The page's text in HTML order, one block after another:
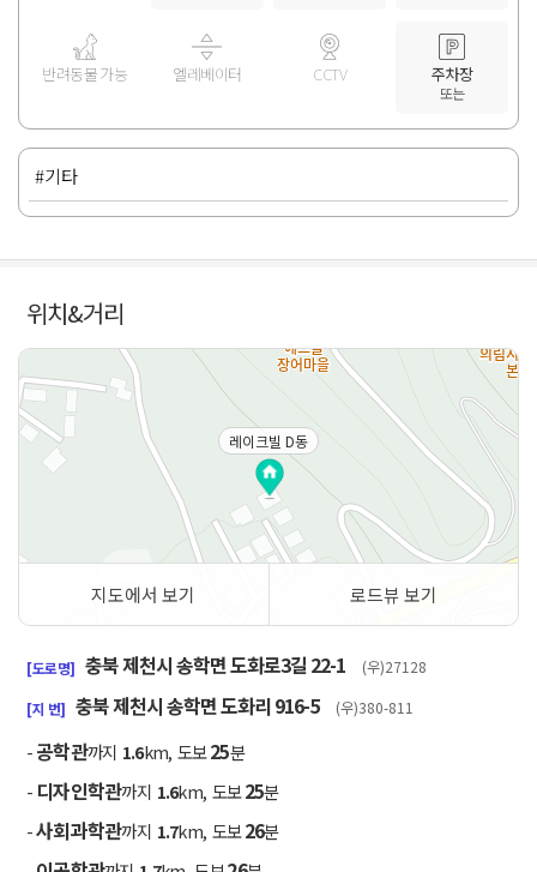
반려동물 가능 엘레베이터 CCTV 주차장
또는
#기타
위치&거리
레이크빌 D동
지도에서 보기 로드뷰 보기
[도로명] 충북 제천시 송학면 도화로3길 22-1 (우)27128
[지 번] 충북 제천시 송학면 도화리 916-5 (우)380-811
-공학관까지 1.6km, 도보25분
-디자인학관까지 1.6km, 도보25분
-사회과학관까지 1.7km, 도보26분